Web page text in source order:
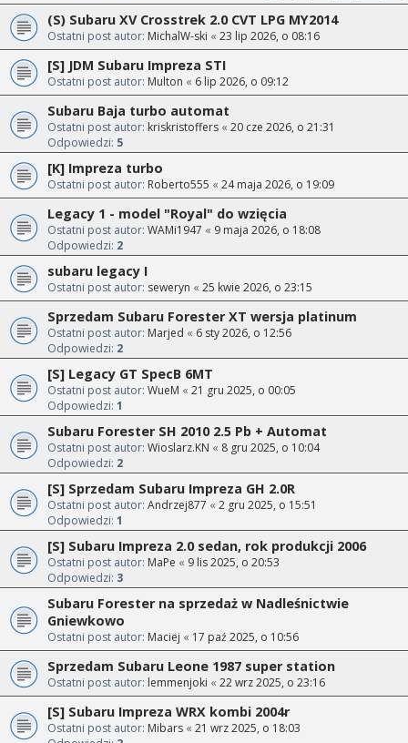
(S) Subaru XV Crosstrek 2.0 CVT LPG MY2014
Ostatni post autor: MichalW-ski « 23 lip 2026, o 08:16
[S] JDM Subaru Impreza STI
Ostatni post autor: Multon « 6 lip 2026, o 09:12
Subaru Baja turbo automat
Ostatni post autor: kriskristoffers « 20 cze 2026, o 21:31
Odpowiedzi: 5
[K] Impreza turbo
Ostatni post autor: Roberto555 « 24 maja 2026, o 19:09
Legacy 1 - model "Royal" do wzięcia
Ostatni post autor: WAMi1947 « 9 maja 2026, o 18:08
Odpowiedzi: 2
subaru legacy I
Ostatni post autor: seweryn « 25 kwie 2026, o 23:15
Sprzedam Subaru Forester XT wersja platinum
Ostatni post autor: Marjed « 6 sty 2026, o 12:56
Odpowiedzi: 2
[S] Legacy GT SpecB 6MT
Ostatni post autor: WueM « 21 gru 2025, o 00:05
Odpowiedzi: 1
Subaru Forester SH 2010 2.5 Pb + Automat
Ostatni post autor: Wioslarz.KN « 8 gru 2025, o 10:04
Odpowiedzi: 2
[S] Sprzedam Subaru Impreza GH 2.0R
Ostatni post autor: Andrzej877 « 2 gru 2025, o 15:51
Odpowiedzi: 1
[S] Subaru Impreza 2.0 sedan, rok produkcji 2006
Ostatni post autor: MaPe « 9 lis 2025, o 20:53
Odpowiedzi: 3
Subaru Forester na sprzedaż w Nadleśnictwie
Gniewkowo
Ostatni post autor: Maciej « 17 paź 2025, o 10:56
Sprzedam Subaru Leone 1987 super station
Ostatni post autor: lemmenjoki « 22 wrz 2025, o 23:16
[S] Subaru Impreza WRX kombi 2004r
Ostatni post autor: Mibars « 21 wrz 2025, o 18:03